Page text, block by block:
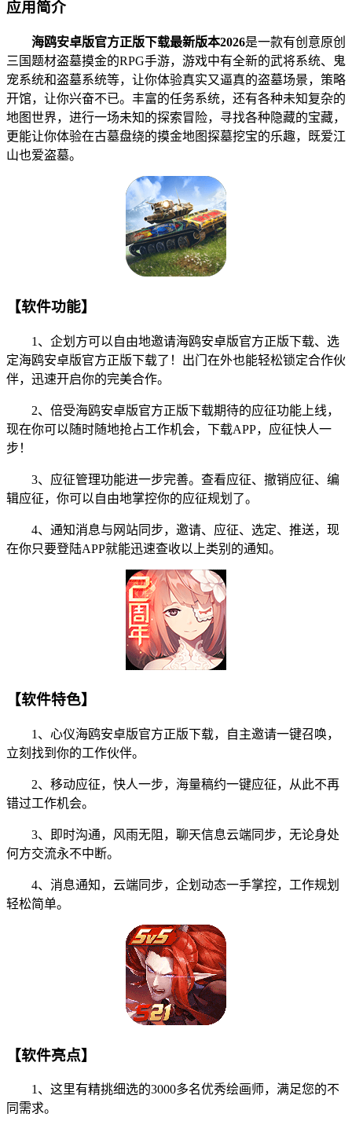
应用简介
海鸥安卓版官方正版下载最新版本2026是一款有创意原创
三国题材盗墓摸金的RPG手游，游戏中有全新的武将系统、鬼
宠系统和盗墓系统等，让你体验真实又逼真的盗墓场景，策略
开馆，让你兴奋不已。丰富的任务系统，还有各种未知复杂的
地图世界，进行一场未知的探索冒险，寻找各种隐藏的宝藏，
更能让你体验在古墓盘绕的摸金地图探墓挖宝的乐趣，既爱江
山也爱盗墓。
【软件功能】
1、企划方可以自由地邀请海鸥安卓版官方正版下载、选
定海鸥安卓版官方正版下载了！出门在外也能轻松锁定合作伙
伴，迅速开启你的完美合作。
2、倍受海鸥安卓版官方正版下载期待的应征功能上线，
现在你可以随时随地抢占工作机会，下载APP，应征快人一
步！
3、应征管理功能进一步完善。查看应征、撤销应征、编
辑应征，你可以自由地掌控你的应征规划了。
4、通知消息与网站同步，邀请、应征、选定、推送，现
在你只要登陆APP就能迅速查收以上类别的通知。
【软件特色】
1、心仪海鸥安卓版官方正版下载，自主邀请一键召唤，
立刻找到你的工作伙伴。
2、移动应征，快人一步，海量稿约一键应征，从此不再
错过工作机会。
3、即时沟通，风雨无阻，聊天信息云端同步，无论身处
何方交流永不中断。
4、消息通知，云端同步，企划动态一手掌控，工作规划
轻松简单。
【软件亮点】
1、这里有精挑细选的3000多名优秀绘画师，满足您的不
同需求。